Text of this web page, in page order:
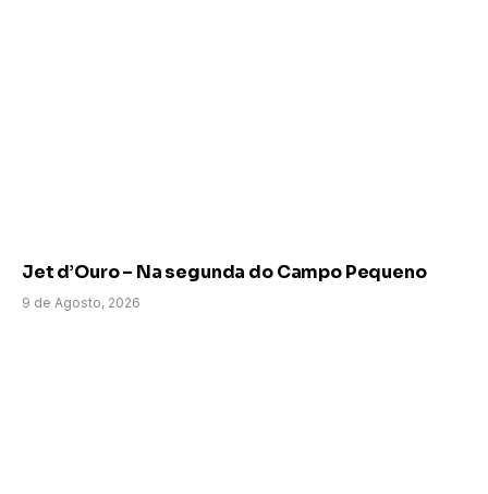
Jet d’Ouro – Na segunda do Campo Pequeno
9 de Agosto, 2026